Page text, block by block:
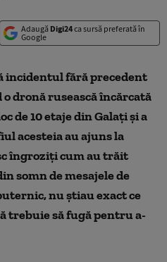
Adaugă Digi24ca sursă preferată în
Google
incidentul fără precedent
dronă rusească încărcată
de 10 etaje din Galați și a
acesteia au ajuns la
îngroziți cum au trăit
somn de mesajele de
nu știau exact ce
trebuie să fugă pentru a-